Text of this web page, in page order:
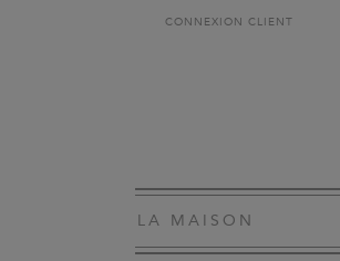
CONNEXION CLIENT
LA MAISON